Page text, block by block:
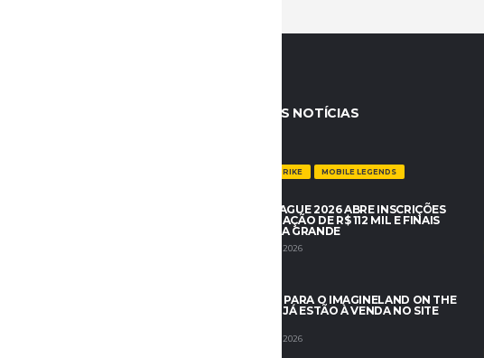
MELHORES NOTÍCIAS
COUNTER-STRIKE
MOBILE LEGENDS
IMAGINELEAGUE 2026 ABRE INSCRIÇÕES
COM PREMIAÇÃO DE R$ 112 MIL E FINAIS
EM CAMPINA GRANDE
6 DE JUNHO DE 2026
INGRESSOS PARA O IMAGINELAND ON THE
ROAD 2026 JÁ ESTÃO À VENDA NO SITE
9 DE JUNHO DE 2026